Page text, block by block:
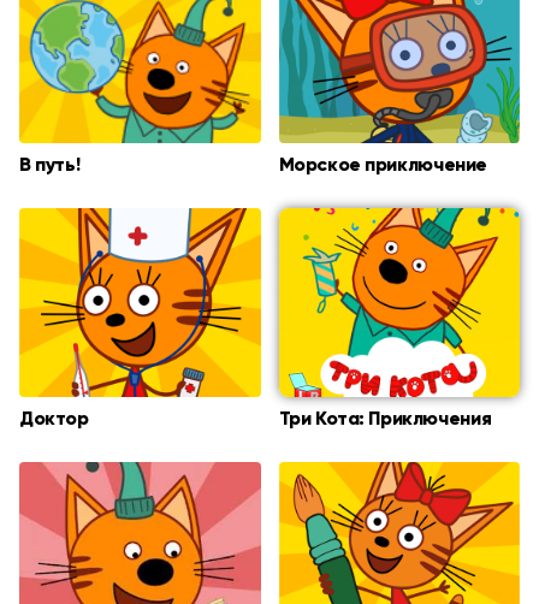
В путь! Морское приключение
Доктор Три Кота: Приключения